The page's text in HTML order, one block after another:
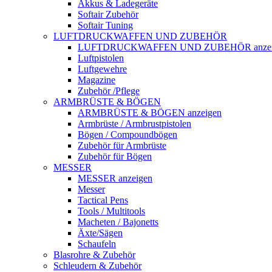
Akkus & Ladegeräte
Softair Zubehör
Softair Tuning
LUFTDRUCKWAFFEN UND ZUBEHÖR
LUFTDRUCKWAFFEN UND ZUBEHÖR
Luftpistolen
Luftgewehre
Magazine
Zubehör /Pflege
ARMBRÜSTE & BÖGEN
ARMBRÜSTE & BÖGEN anzeigen
Armbrüste / Armbrustpistolen
Bögen / Compoundbögen
Zubehör für Armbrüste
Zubehör für Bögen
MESSER
MESSER anzeigen
Messer
Tactical Pens
Tools / Multitools
Macheten / Bajonetts
Äxte/Sägen
Schaufeln
Blasrohre & Zubehör
Schleudern & Zubehör